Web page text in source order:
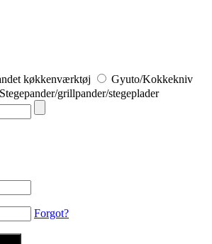
køkkenværktøj
Gyuto/Kokkekniv
Stegepander/grillpander/stegeplader
Forgot?